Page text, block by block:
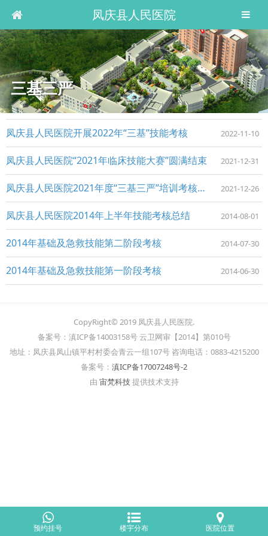
凤庆县人民医院
三基三严
凤庆县人民医院开展2022年“三基”技能考核 2022-11-10
凤庆县人民医院“2021年临床技能大赛”圆满结束 2021-12-31
凤庆县人民医院2021年度“三基三严”培训考核工作顺利完成 2021-12-26
凤庆县人民医院2014年上半年技能考核总结 2014-08-01
2014年基础及急救技能第二阶段考核 2014-07-30
2014年基础及急救技能第一阶段考核 2014-06-30
CopyRight© 2019 凤庆县人民医院.
备案号：滇ICP备14003158号 云卫网审【2014】第010号
地址：凤庆县凤山镇平村村委会青云一组107号 咨询电话：0883-4215200
备案号： 滇ICP备17007248号-2
由 宙梵科技提供技术支持
预约挂号 楼宇分布 医院位置